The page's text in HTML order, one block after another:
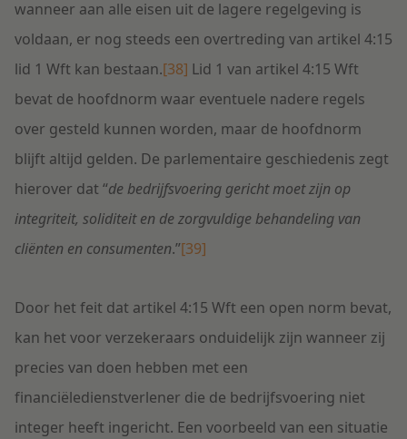
wanneer aan alle eisen uit de lagere regelgeving is
voldaan, er nog steeds een overtreding van artikel 4:15
lid 1 Wft kan bestaan.[38] Lid 1 van artikel 4:15 Wft
bevat de hoofdnorm waar eventuele nadere regels
over gesteld kunnen worden, maar de hoofdnorm
blijft altijd gelden. De parlementaire geschiedenis zegt
hierover dat “de bedrijfsvoering gericht moet zijn op
integriteit, soliditeit en de zorgvuldige behandeling van
cliënten en consumenten.”[39]
Door het feit dat artikel 4:15 Wft een open norm bevat,
kan het voor verzekeraars onduidelijk zijn wanneer zij
precies van doen hebben met een
financiëledienstverlener die de bedrijfsvoering niet
integer heeft ingericht. Een voorbeeld van een situatie